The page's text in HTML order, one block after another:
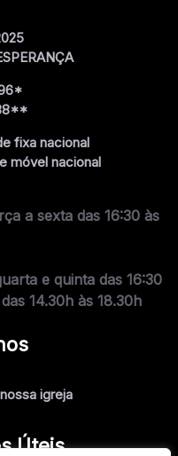
fixa nacional
móvel nacional
a sexta das 16:30 às
e quinta das 16:30
14.30h às 18.30h
igreja
Úteis